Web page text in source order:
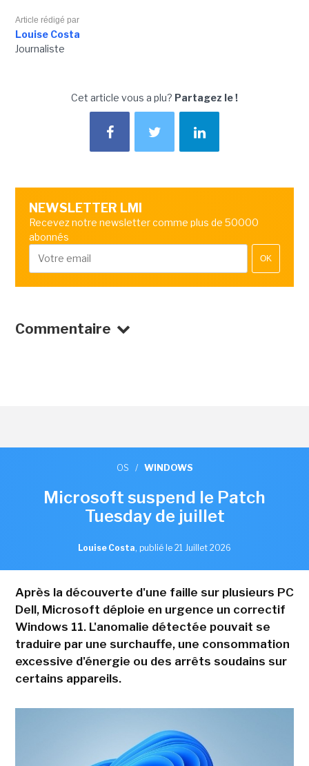
Article rédigé par
Louise Costa
Journaliste
Cet article vous a plu? Partagez le !
NEWSLETTER LMI
Recevez notre newsletter comme plus de 50000
abonnés
OK
Commentaire
OS / WINDOWS
Microsoft suspend le Patch
Tuesday de juillet
Louise Costa, publié le 21 Juillet 2026
Après la découverte d'une faille sur plusieurs PC
Dell, Microsoft déploie en urgence un correctif
Windows 11. L'anomalie détectée pouvait se
traduire par une surchauffe, une consommation
excessive d'énergie ou des arrêts soudains sur
certains appareils.